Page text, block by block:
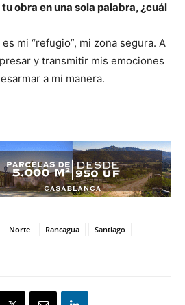
obra en una sola palabra, ¿cuál
mi “refugio”, mi zona segura. A
y transmitir mis emociones
a mi manera.
Norte Rancagua
Santiago